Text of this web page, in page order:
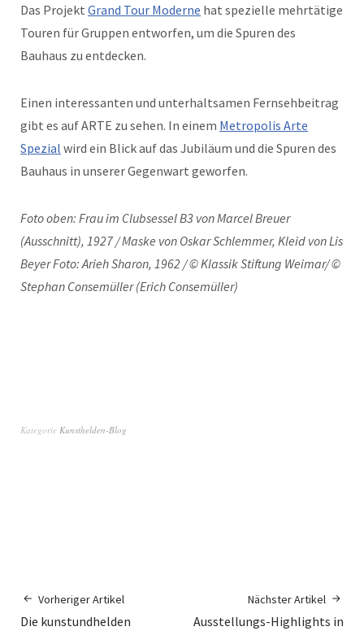
Das Projekt Grand Tour Moderne hat spezielle mehrtätige
Touren für Gruppen entworfen, um die Spuren des
Bauhaus zu entdecken.
Einen interessanten und unterhaltsamen Fernsehbeitrag
gibt es auf ARTE zu sehen. In einem Metropolis Arte
Spezial wird ein Blick auf das Jubiläum und die Spuren des
Bauhaus in unserer Gegenwart geworfen.
Foto oben: Frau im Clubsessel B3 von Marcel Breuer
(Ausschnitt), 1927 / Maske von Oskar Schlemmer, Kleid von Lis
Beyer Foto: Arieh Sharon, 1962 / © Klassik Stiftung Weimar/ ©
Stephan Consemüller (Erich Consemüller)
Kategorie Kunsthelden-Blog
Vorheriger Artikel
Die kunstundhelden
Nächster Artikel
Ausstellungs-Highlights in